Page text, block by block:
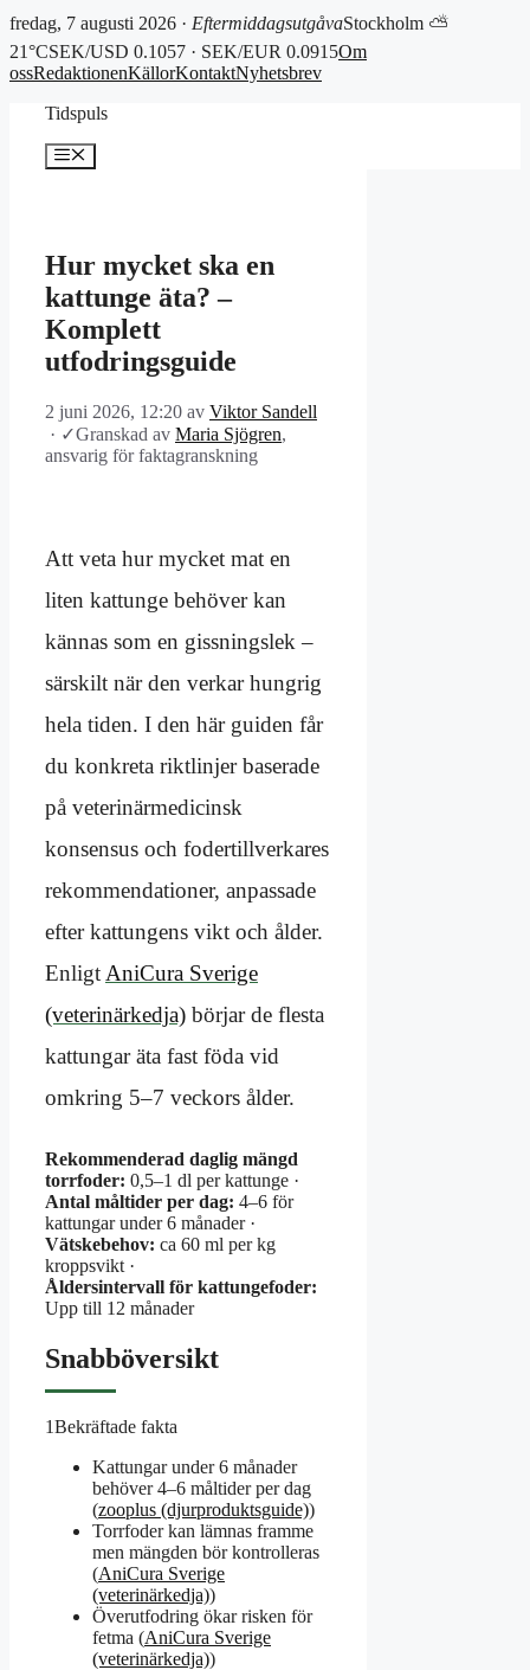
fredag, 7 augusti 2026 · EftermiddagsutgåvaStockholm ⛅
21°CSEK/USD 0.1057 · SEK/EUR 0.0915Om
ossRedaktionenKällorKontaktNyhetsbrev
Tidspuls
Meny
Hur mycket ska en
kattunge äta? –
Komplett
utfodringsguide
2 juni 2026, 12:20 av Viktor Sandell
· ✓Granskad av Maria Sjögren,
ansvarig för faktagranskning
Att veta hur mycket mat en
liten kattunge behöver kan
kännas som en gissningslek –
särskilt när den verkar hungrig
hela tiden. I den här guiden får
du konkreta riktlinjer baserade
på veterinärmedicinsk
konsensus och fodertillverkares
rekommendationer, anpassade
efter kattungens vikt och ålder.
Enligt AniCura Sverige
(veterinärkedja) börjar de flesta
kattungar äta fast föda vid
omkring 5–7 veckors ålder.
Rekommenderad daglig mängd
torrfoder: 0,5–1 dl per kattunge ·
Antal måltider per dag: 4–6 för
kattungar under 6 månader ·
Vätskebehov: ca 60 ml per kg
kroppsvikt ·
Åldersintervall för kattungefoder:
Upp till 12 månader
Snabböversikt
1Bekräftade fakta
Kattungar under 6 månader
behöver 4–6 måltider per dag
(zooplus (djurproduktsguide))
Torrfoder kan lämnas framme
men mängden bör kontrolleras
(AniCura Sverige
(veterinärkedja))
Överutfodring ökar risken för
fetma (AniCura Sverige
(veterinärkedja))